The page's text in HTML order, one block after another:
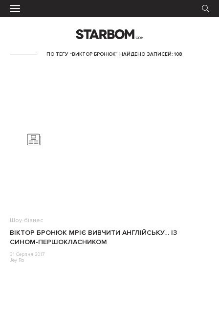
ПО ТЕГУ “ВИКТОР БРОНЮК” НАЙДЕНО ЗАПИСЕЙ: 108
Шоу-бізнес
ВІКТОР БРОНЮК МРІЄ ВИВЧИТИ АНГЛІЙСЬКУ… ІЗ
СИНОМ-ПЕРШОКЛАСНИКОМ
31 Серпня 2017
Jey Ro